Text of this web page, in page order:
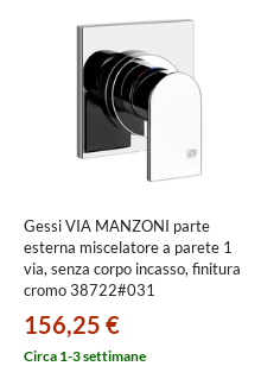
Gessi VIA MANZONI parte
esterna miscelatore a parete 1
via, senza corpo incasso, finitura
cromo 38722#031
156,25 €
Circa 1-3 settimane